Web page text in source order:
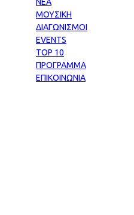
ΜΟΥΣΙΚΗ
ΔΙΑΓΩΝΙΣΜΟΙ
EVENTS
TOP 10
ΠΡΟΓΡΑΜΜΑ
ΕΠΙΚΟΙΝΩΝΙΑ